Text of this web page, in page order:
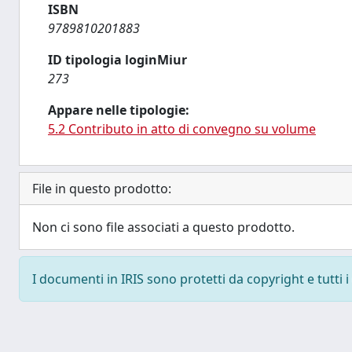
ISBN
9789810201883
ID tipologia loginMiur
273
Appare nelle tipologie:
5.2 Contributo in atto di convegno su volume
File in questo prodotto:
Non ci sono file associati a questo prodotto.
I documenti in IRIS sono protetti da copyright e tutti